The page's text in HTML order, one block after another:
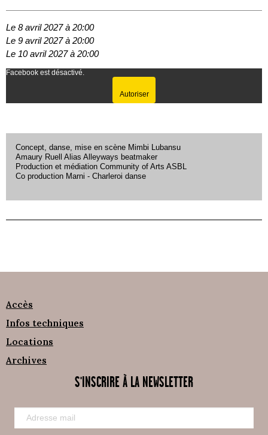
Le 8 avril 2027 à 20:00
Le 9 avril 2027 à 20:00
Le 10 avril 2027 à 20:00
Facebook est désactivé.
Autoriser
Concept, danse, mise en scène Mimbi Lubansu
Amaury Ruell Alias Alleyways beatmaker
Production et médiation Community of Arts ASBL
Co production Marni - Charleroi danse
Accès
Infos techniques
Locations
Archives
S'INSCRIRE À LA NEWSLETTER